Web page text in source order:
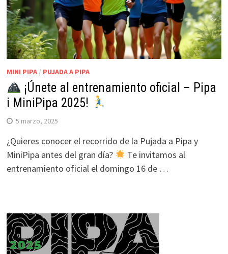
MINI PIPA/ PUJADA A PIPA
¡Únete al entrenamiento oficial – Pipa
i MiniPipa 2025!
5 marzo, 2025
¿Quieres conocer el recorrido de la Pujada a Pipa y
MiniPipa antes del gran día?
Te invitamos al
entrenamiento oficial el domingo 16 de …